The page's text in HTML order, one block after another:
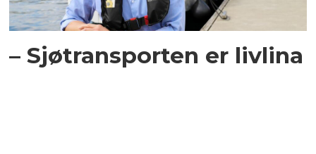
– Sjøtransporten er livlina